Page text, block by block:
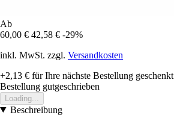
Ab
60,00 € 42,58 € -29%
inkl. MwSt. zzgl. Versandkosten
+2,13 € für Ihre nächste Bestellung geschenkt
Bestellung gutgeschrieben
Loading...
Beschreibung